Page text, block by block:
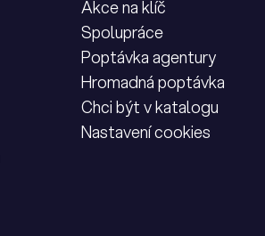
Akce na klíč
Spolupráce
Poptávka agentury
Hromadná poptávka
Chci být v katalogu
Nastavení cookies